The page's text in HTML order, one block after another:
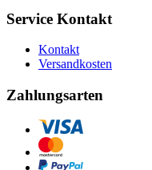
Service Kontakt
Kontakt
Versandkosten
Zahlungsarten